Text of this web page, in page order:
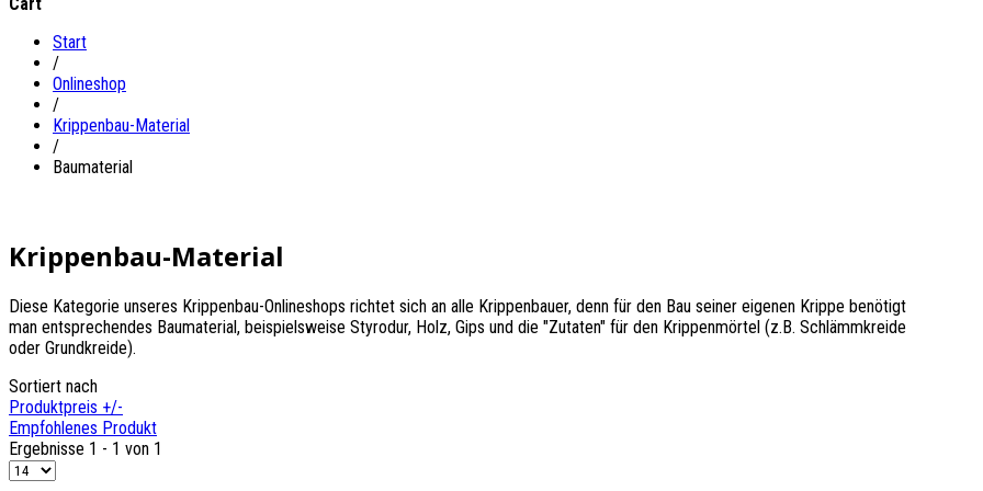
Start
/
Onlineshop
/
Krippenbau-Material
/
Baumaterial
Krippenbau-Material
Diese Kategorie unseres Krippenbau-Onlineshops richtet sich an alle Krippenbauer, denn für den Bau seiner eigenen Krippe benötigt
man entsprechendes Baumaterial, beispielsweise Styrodur, Holz, Gips und die "Zutaten" für den Krippenmörtel (z.B. Schlämmkreide
oder Grundkreide).
Sortiert nach
Produktpreis +/-
Empfohlenes Produkt
Ergebnisse 1 - 1 von 1